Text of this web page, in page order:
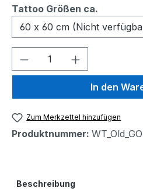
Tattoo Größen ca.
Produkt Anzahl:
In den
Zum Merkzettel hinzufügen
Produktnummer:
Beschreibung